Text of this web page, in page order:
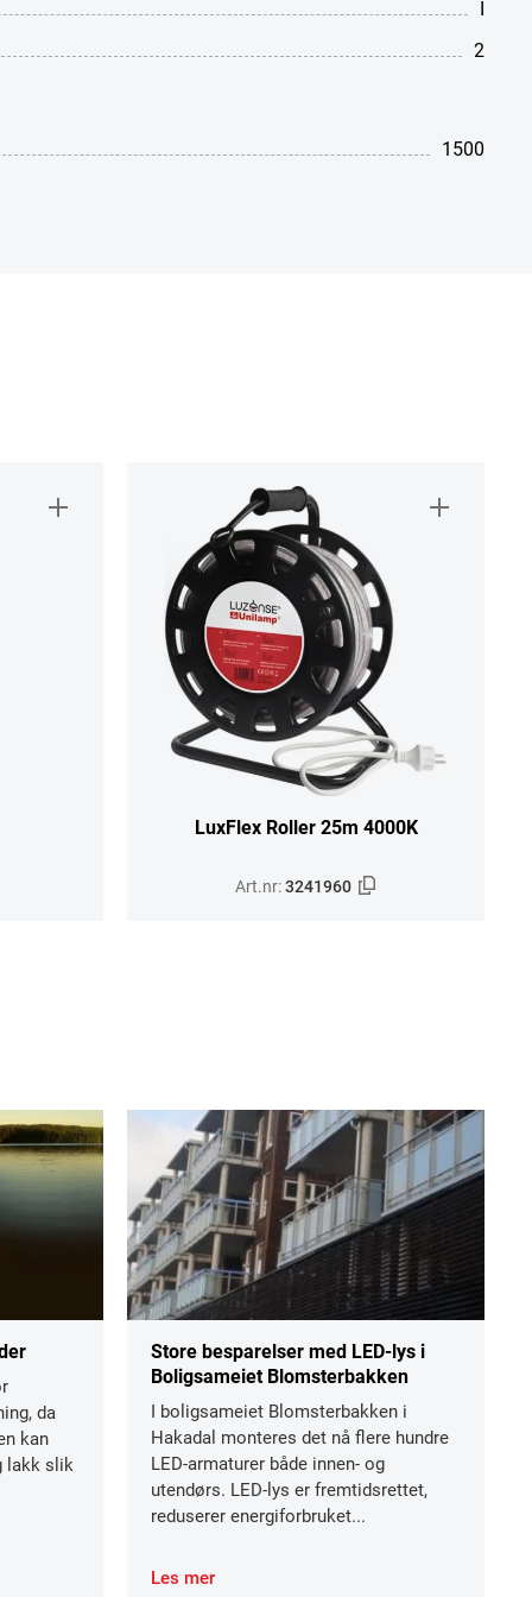
I
2
1500
LuxFlex Roller 25m 4000K
Art.nr:3241960
da
kan
lakk slik
Store besparelser med LED-lys i
Boligsameiet Blomsterbakken
I boligsameiet Blomsterbakken i
Hakadal monteres det nå flere hundre
LED-armaturer både innen- og
utendørs. LED-lys er fremtidsrettet,
reduserer energiforbruket...
Les mer